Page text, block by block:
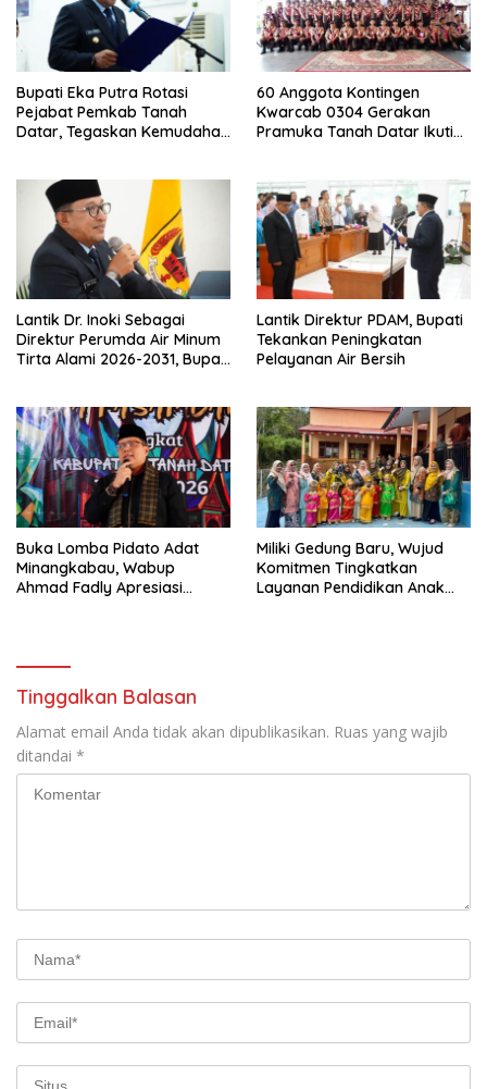
Bupati Eka Putra Rotasi
Pejabat Pemkab Tanah
Datar, Tegaskan Kemudahan
60 Anggota Kontingen
Kwarcab 0304 Gerakan
Pramuka Tanah Datar Ikuti
Lantik Dr. Inoki Sebagai
Direktur Perumda Air Minum
Tirta Alami 2026-2031, Bupati
Fakta Integritas Berdasarkan
Visi dan Misi
Lantik Direktur PDAM, Bupati
Tekankan Peningkatan
Pelayanan Air Bersih
Buka Lomba Pidato Adat
Minangkabau, Wabup
Ahmad Fadly Apresiasi
Miliki Gedung Baru, Wujud
Komitmen Tingkatkan
Layanan Pendidikan Anak
Tinggalkan Balasan
Alamat email Anda tidak akan dipublikasikan. Ruas yang wajib
ditandai *